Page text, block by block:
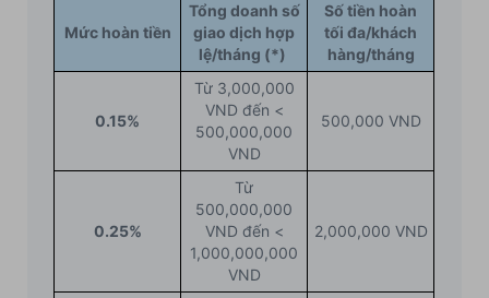
Mức hoàn tiền
Tổng doanh số
giao dịch hợp
lệ/tháng (*)
Số tiền hoàn
tối đa/khách
hàng/tháng
0.15%
Từ 3,000,000
VND đến <
500,000,000
VND
500,000 VND
0.25%
Từ
500,000,000
VND đến <
1,000,000,000
VND
2,000,000 VND